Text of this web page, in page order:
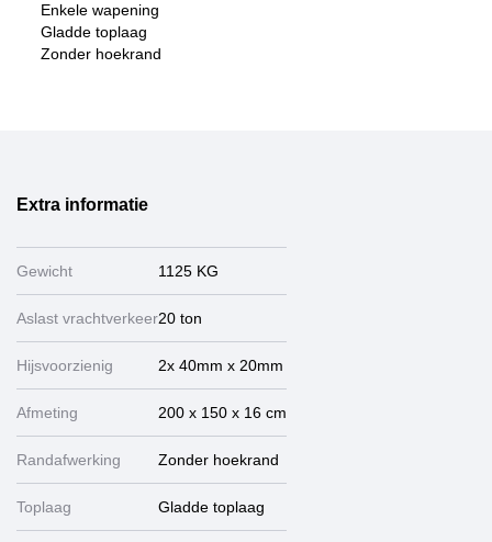
Enkele wapening
Gladde toplaag
Zonder hoekrand
Extra informatie
Gewicht 1125 KG
Aslast vrachtverkeer20 ton
Hijsvoorzienig 2x 40mm x 20mm
Afmeting 200 x 150 x 16 cm
Randafwerking Zonder hoekrand
Toplaag Gladde toplaag